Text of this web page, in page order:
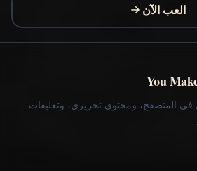
العب الآن
You
المتصفح، ومحتوى تحريري، وتعليقات